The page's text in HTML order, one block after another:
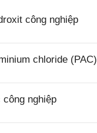
công nghiệp
chloride (PAC)
nghiệp